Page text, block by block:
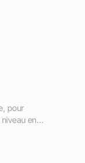
- LYCEE -
Deutsch
pour
en